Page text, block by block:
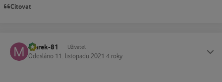
Citovat
marek-81 Uživatel
Odesláno 11. listopadu 2021 4 roky